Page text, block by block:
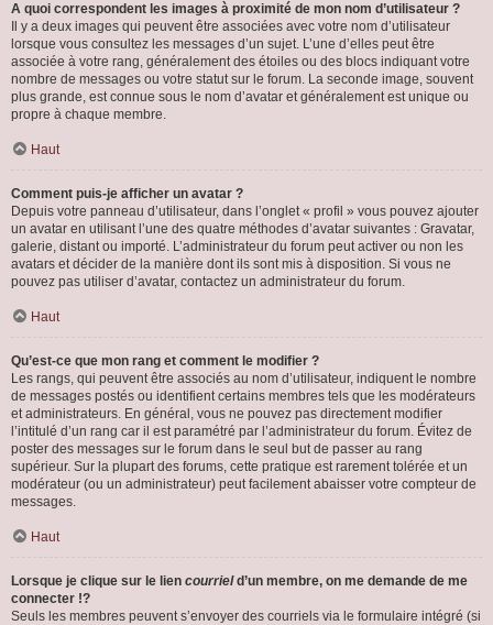
A quoi correspondent les images à proximité de mon nom d’utilisateur ?
Il y a deux images qui peuvent être associées avec votre nom d’utilisateur
lorsque vous consultez les messages d’un sujet. L’une d’elles peut être
associée à votre rang, généralement des étoiles ou des blocs indiquant votre
nombre de messages ou votre statut sur le forum. La seconde image, souvent
plus grande, est connue sous le nom d’avatar et généralement est unique ou
propre à chaque membre.
Haut
Comment puis-je afficher un avatar ?
Depuis votre panneau d’utilisateur, dans l’onglet « profil » vous pouvez ajouter
un avatar en utilisant l’une des quatre méthodes d’avatar suivantes : Gravatar,
galerie, distant ou importé. L’administrateur du forum peut activer ou non les
avatars et décider de la manière dont ils sont mis à disposition. Si vous ne
pouvez pas utiliser d’avatar, contactez un administrateur du forum.
Haut
Qu’est-ce que mon rang et comment le modifier ?
Les rangs, qui peuvent être associés au nom d’utilisateur, indiquent le nombre
de messages postés ou identifient certains membres tels que les modérateurs
et administrateurs. En général, vous ne pouvez pas directement modifier
l’intitulé d’un rang car il est paramétré par l’administrateur du forum. Évitez de
poster des messages sur le forum dans le seul but de passer au rang
supérieur. Sur la plupart des forums, cette pratique est rarement tolérée et un
modérateur (ou un administrateur) peut facilement abaisser votre compteur de
messages.
Haut
Lorsque je clique sur le lien courrield’un membre, on me demande de me
connecter !?
Seuls les membres peuvent s’envoyer des courriels via le formulaire intégré (si